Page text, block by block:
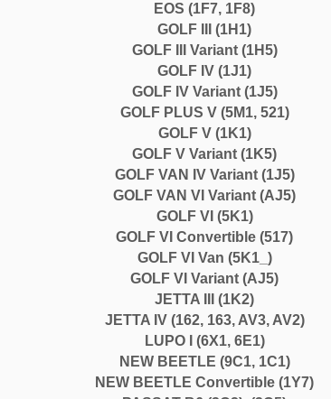
EOS (1F7, 1F8)
GOLF III (1H1)
GOLF III Variant (1H5)
GOLF IV (1J1)
GOLF IV Variant (1J5)
GOLF PLUS V (5M1, 521)
GOLF V (1K1)
GOLF V Variant (1K5)
GOLF VAN IV Variant (1J5)
GOLF VAN VI Variant (AJ5)
GOLF VI (5K1)
GOLF VI Convertible (517)
GOLF VI Van (5K1_)
GOLF VI Variant (AJ5)
JETTA III (1K2)
JETTA IV (162, 163, AV3, AV2)
LUPO I (6X1, 6E1)
NEW BEETLE (9C1, 1C1)
NEW BEETLE Convertible (1Y7)